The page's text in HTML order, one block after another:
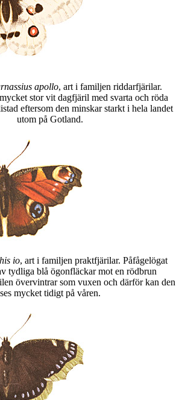
apollo, art i familjen riddarfjärilar.
stor vit dagfjäril med svarta och röda
eftersom den minskar starkt i hela landet
utom på Gotland.
io, art i familjen praktfjärilar. Påfågelögat
tydliga blå ögonfläckar mot en rödbrun
övervintrar som vuxen och därför kan den
ses mycket tidigt på våren.